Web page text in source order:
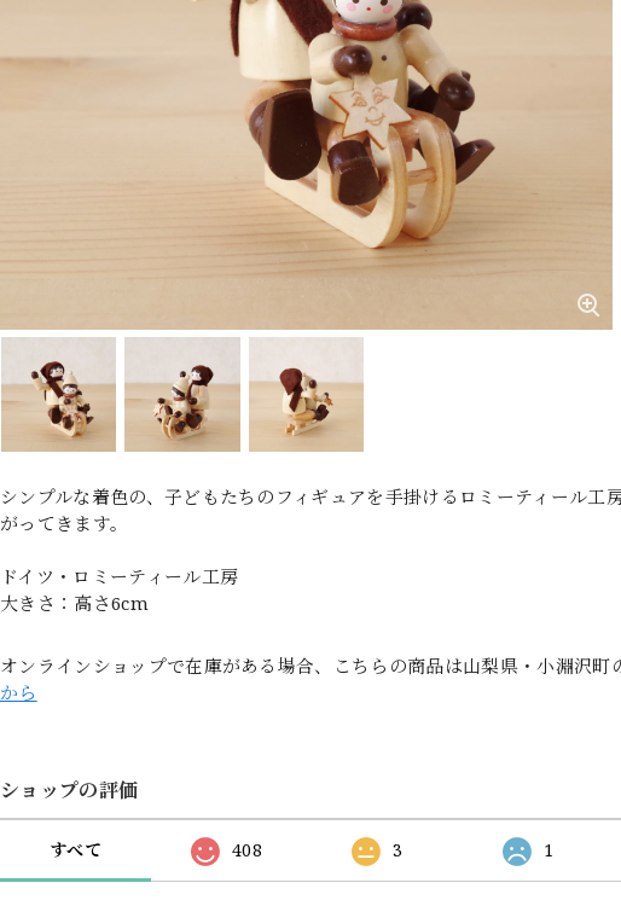
シンプルな着色の、子どもたちのフィギュアを手掛けるロミーティール
がってきます。
ドイツ・ロミーティール工房
大きさ：高さ6cm
オンラインショップで在庫がある場合、こちらの商品は山梨県・小淵沢
から
ショップの評価
すべて 408 3 1